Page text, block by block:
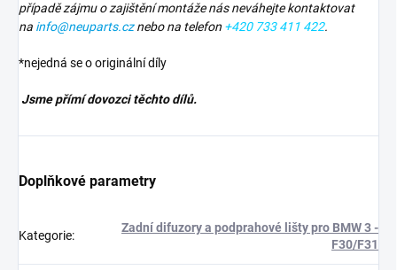
případě zájmu o zajištění montáže nás neváhejte kontaktovat
na info@neuparts.cznebo na telefon +420 733 411 422.
*nejedná se o originální díly
Jsme přímí dovozci těchto dílů.
Doplňkové parametry
Kategorie:
Zadní difuzory a podprahové lišty pro BMW 3 -
F30/F31